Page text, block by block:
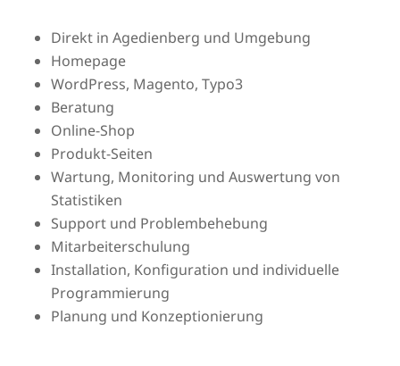
Direkt in Agedienberg und Umgebung
Homepage
WordPress, Magento, Typo3
Beratung
Online-Shop
Produkt-Seiten
Wartung, Monitoring und Auswertung von
Statistiken
Support und Problembehebung
Mitarbeiterschulung
Installation, Konfiguration und individuelle
Programmierung
Planung und Konzeptionierung